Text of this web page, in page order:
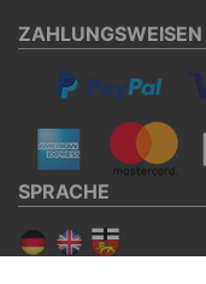
ZAHLUNGSWEISEN
SPRACHE